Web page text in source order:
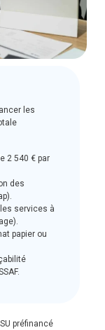
les
2 540 € par
des
services à
papier ou
préfinancé